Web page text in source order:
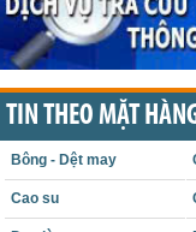
TIN THEO MẶT
Bông - Dệt may
Cao su